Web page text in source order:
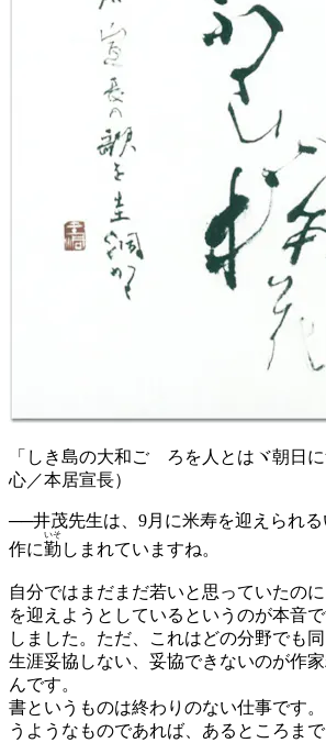
「しき島の大和ごゝろを人とはヾ朝日
心／本居宣長）
──井茂先生は、9月に米寿を迎えられ
作に勤
いそ
しまれていますね。
自分ではまだまだ若いと思っていたの
を迎えようとしているというのが本音
しました。ただ、これはどの分野でも
生涯妥協しない、妥協できないのが作
んです。
書というものは終わりのない仕事です
うようなものであれば、あるところま